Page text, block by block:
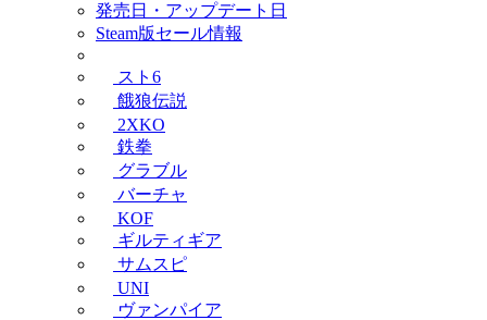
発売日・アップデート日
Steam版セール情報
スト6
餓狼伝説
2XKO
鉄拳
グラブル
バーチャ
KOF
ギルティギア
サムスピ
UNI
ヴァンパイア